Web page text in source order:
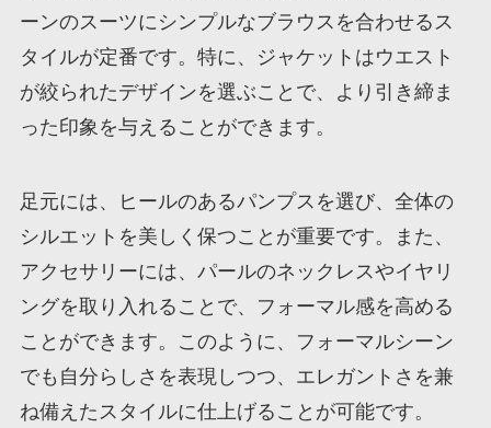
ーンのスーツにシンプルなブラウスを合わせるス
タイルが定番です。特に、ジャケットはウエスト
が絞られたデザインを選ぶことで、より引き締ま
った印象を与えることができます。
足元には、ヒールのあるパンプスを選び、全体の
シルエットを美しく保つことが重要です。また、
アクセサリーには、パールのネックレスやイヤリ
ングを取り入れることで、フォーマル感を高める
ことができます。このように、フォーマルシーン
でも自分らしさを表現しつつ、エレガントさを兼
ね備えたスタイルに仕上げることが可能です。